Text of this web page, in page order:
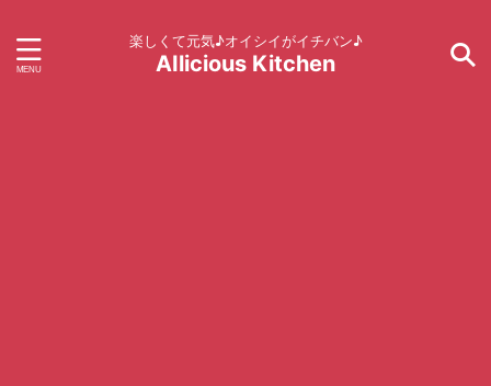
楽しくて元気♪オイシイがイチバン♪
AIlicious Kitchen